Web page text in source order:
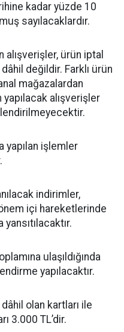
kadar yüzde 10
sayılacaklardır.
alışverişler, ürün iptal
değildir. Farklı ürün
mağazalardan
alışverişler
yapılan işlemler
indirimler,
içi hareketlerinde
ulaşıldığında
yapılacaktır.
olan kartları ile
3.000 TL’dir.